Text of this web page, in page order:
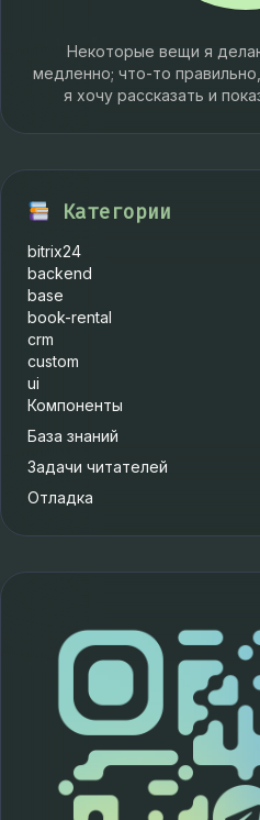
Некоторые вещи я
медленно; что-то
я хочу рассказать и
Категории
bitrix24
backend
base
book-rental
crm
custom
ui
Компоненты
База знаний
Задачи читателей
Отладка